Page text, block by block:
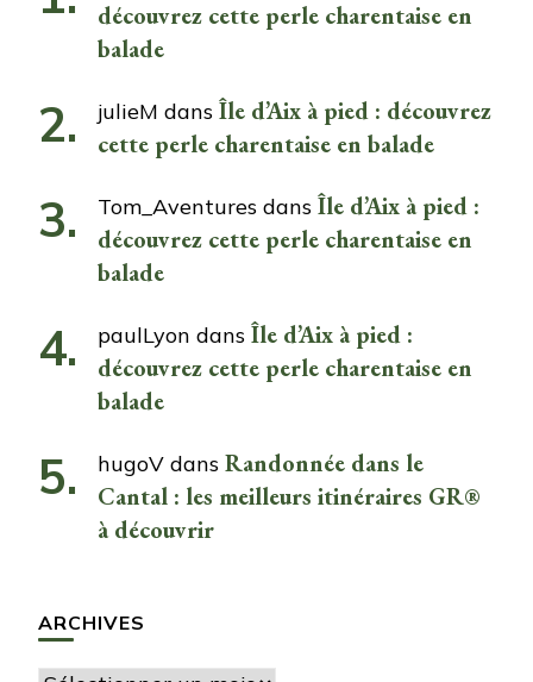
découvrez cette perle charentaise en
balade
julieM dans Île d’Aix à pied : découvrez
cette perle charentaise en balade
Tom_Aventures dans Île d’Aix à pied :
découvrez cette perle charentaise en
balade
paulLyon dans Île d’Aix à pied :
découvrez cette perle charentaise en
balade
hugoV dans Randonnée dans le
Cantal : les meilleurs itinéraires GR®
à découvrir
ARCHIVES